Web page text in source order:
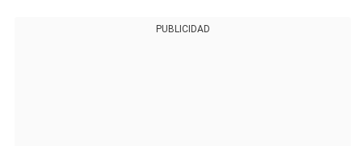
PUBLICIDAD